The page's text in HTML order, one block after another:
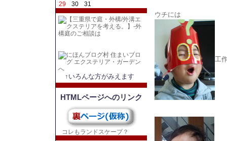
ウチには
工
29
30 31
↑いろんな方がみえます
HTMLページへのリンク
コレもランドスケープ？